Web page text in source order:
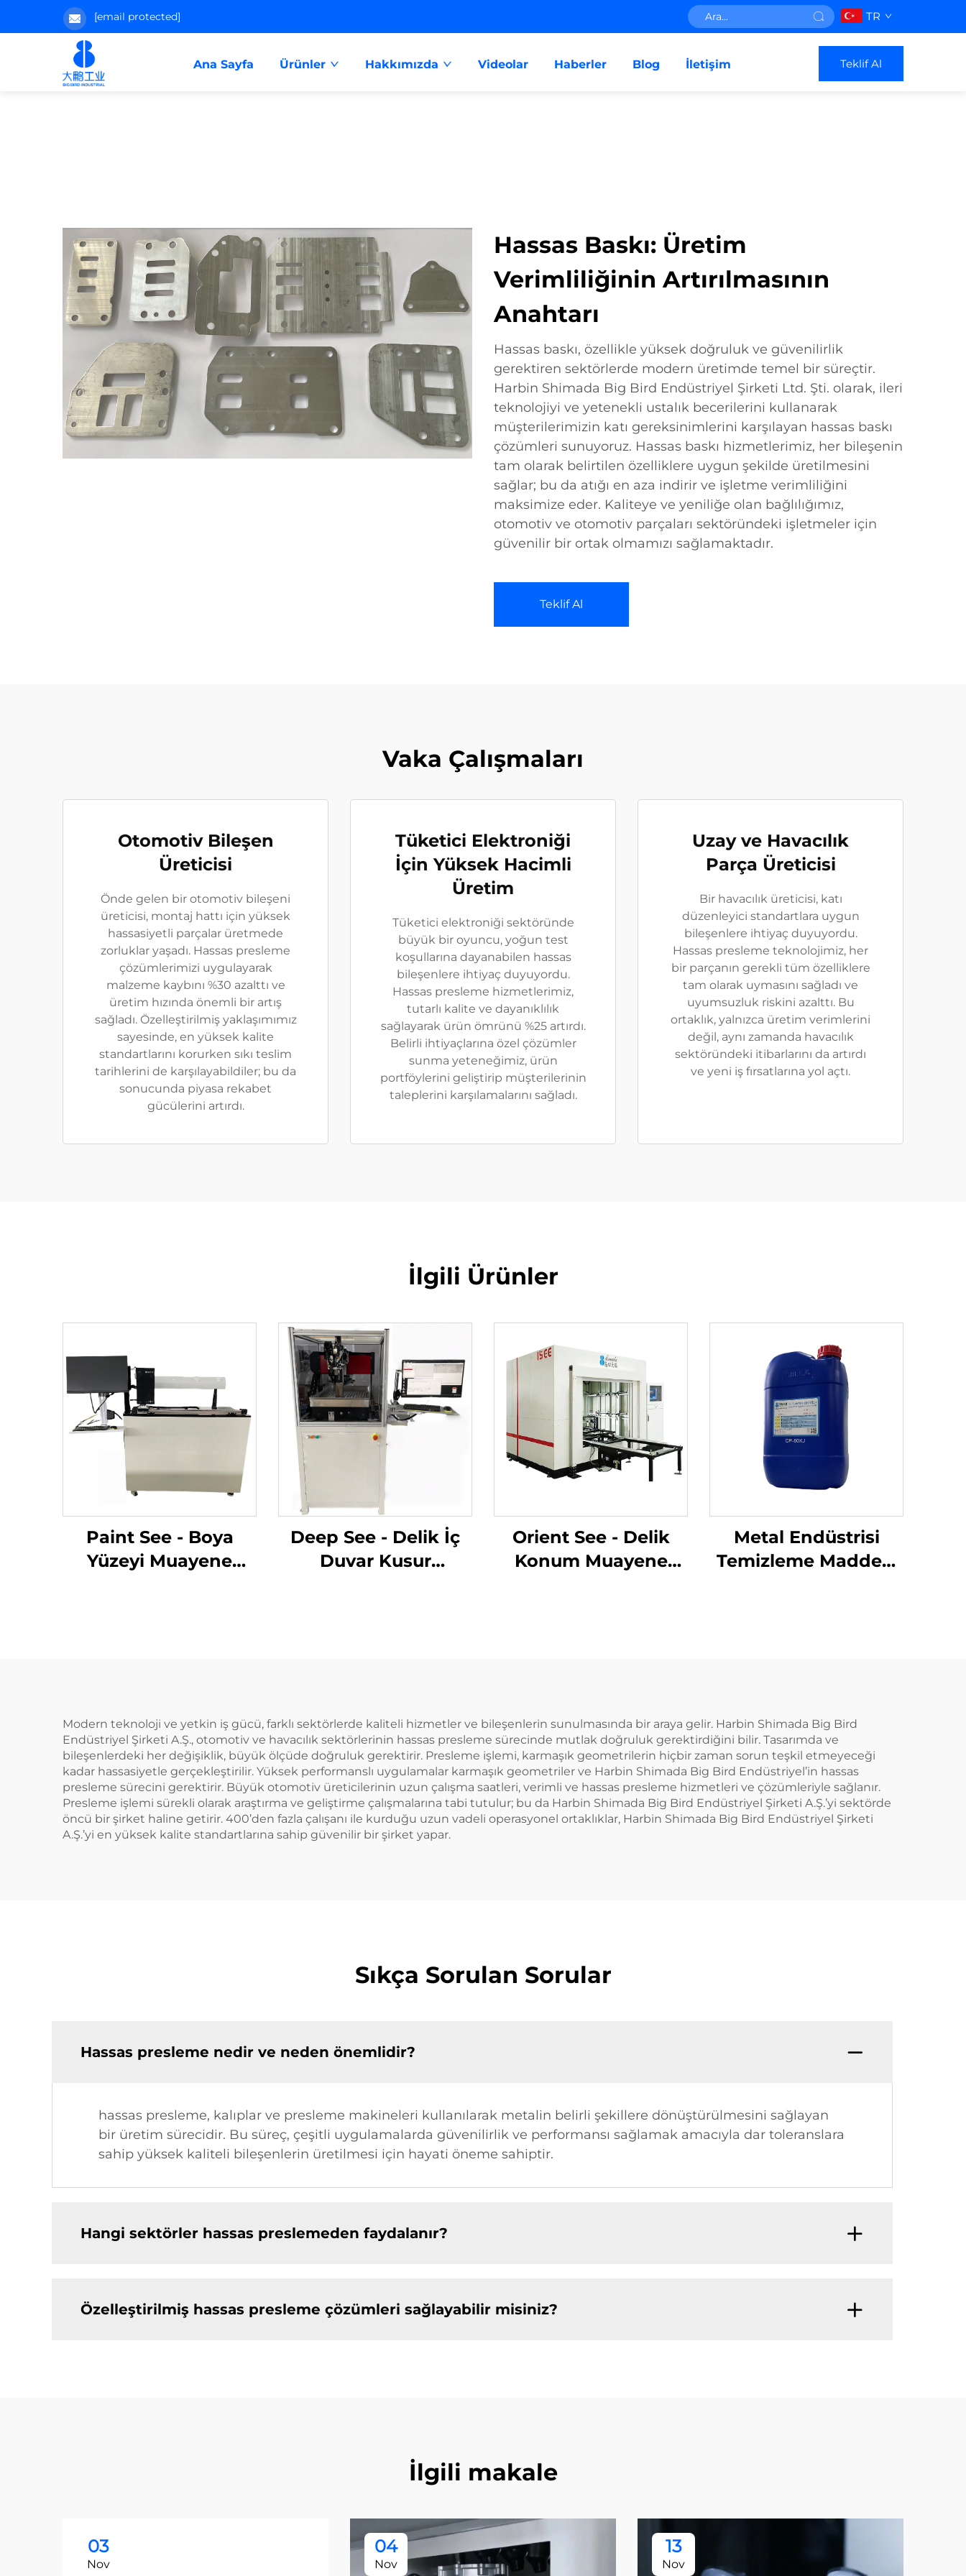
[email protected] TR
Ana Sayfa Ürünler Hakkımızda Videolar Haberler Blog İletişim Teklif Al
Hassas Baskı: Üretim
Verimliliğinin Artırılmasının
Anahtarı
Hassas baskı, özellikle yüksek doğruluk ve güvenilirlik
gerektiren sektörlerde modern üretimde temel bir süreçtir.
Harbin Shimada Big Bird Endüstriyel Şirketi Ltd. Şti. olarak, ileri
teknolojiyi ve yetenekli ustalık becerilerini kullanarak
müşterilerimizin katı gereksinimlerini karşılayan hassas baskı
çözümleri sunuyoruz. Hassas baskı hizmetlerimiz, her bileşenin
tam olarak belirtilen özelliklere uygun şekilde üretilmesini
sağlar; bu da atığı en aza indirir ve işletme verimliliğini
maksimize eder. Kaliteye ve yeniliğe olan bağlılığımız,
otomotiv ve otomotiv parçaları sektöründeki işletmeler için
güvenilir bir ortak olmamızı sağlamaktadır.
Teklif Al
Vaka Çalışmaları
Otomotiv Bileşen
Üreticisi
Önde gelen bir otomotiv bileşeni
üreticisi, montaj hattı için yüksek
hassasiyetli parçalar üretmede
zorluklar yaşadı. Hassas presleme
çözümlerimizi uygulayarak
malzeme kaybını %30 azalttı ve
üretim hızında önemli bir artış
sağladı. Özelleştirilmiş yaklaşımımız
sayesinde, en yüksek kalite
standartlarını korurken sıkı teslim
tarihlerini de karşılayabildiler; bu da
sonucunda piyasa rekabet
gücülerini artırdı.
Tüketici Elektroniği
İçin Yüksek Hacimli
Üretim
Tüketici elektroniği sektöründe
büyük bir oyuncu, yoğun test
koşullarına dayanabilen hassas
bileşenlere ihtiyaç duyuyordu.
Hassas presleme hizmetlerimiz,
tutarlı kalite ve dayanıklılık
sağlayarak ürün ömrünü %25 artırdı.
Belirli ihtiyaçlarına özel çözümler
sunma yeteneğimiz, ürün
portföylerini geliştirip müşterilerinin
taleplerini karşılamalarını sağladı.
Uzay ve Havacılık
Parça Üreticisi
Bir havacılık üreticisi, katı
düzenleyici standartlara uygun
bileşenlere ihtiyaç duyuyordu.
Hassas presleme teknolojimiz, her
bir parçanın gerekli tüm özelliklere
tam olarak uymasını sağladı ve
uyumsuzluk riskini azalttı. Bu
ortaklık, yalnızca üretim verimlerini
değil, aynı zamanda havacılık
sektöründeki itibarlarını da artırdı
ve yeni iş fırsatlarına yol açtı.
İlgili Ürünler
Paint See - Boya
Yüzeyi Muayene
Deep See - Delik İç
Duvar Kusur
Orient See - Delik
Konum Muayene
Metal Endüstrisi
Temizleme Maddesi
Modern teknoloji ve yetkin iş gücü, farklı sektörlerde kaliteli hizmetler ve bileşenlerin sunulmasında bir araya gelir. Harbin Shimada Big Bird
Endüstriyel Şirketi A.Ş., otomotiv ve havacılık sektörlerinin hassas presleme sürecinde mutlak doğruluk gerektirdiğini bilir. Tasarımda ve
bileşenlerdeki her değişiklik, büyük ölçüde doğruluk gerektirir. Presleme işlemi, karmaşık geometrilerin hiçbir zaman sorun teşkil etmeyeceği
kadar hassasiyetle gerçekleştirilir. Yüksek performanslı uygulamalar karmaşık geometriler ve Harbin Shimada Big Bird Endüstriyel’in hassas
presleme sürecini gerektirir. Büyük otomotiv üreticilerinin uzun çalışma saatleri, verimli ve hassas presleme hizmetleri ve çözümleriyle sağlanır.
Presleme işlemi sürekli olarak araştırma ve geliştirme çalışmalarına tabi tutulur; bu da Harbin Shimada Big Bird Endüstriyel Şirketi A.Ş.’yi sektörde
öncü bir şirket haline getirir. 400’den fazla çalışanı ile kurduğu uzun vadeli operasyonel ortaklıklar, Harbin Shimada Big Bird Endüstriyel Şirketi
A.Ş.’yi en yüksek kalite standartlarına sahip güvenilir bir şirket yapar.
Sıkça Sorulan Sorular
Hassas presleme nedir ve neden önemlidir?
hassas presleme, kalıplar ve presleme makineleri kullanılarak metalin belirli şekillere dönüştürülmesini sağlayan
bir üretim sürecidir. Bu süreç, çeşitli uygulamalarda güvenilirlik ve performansı sağlamak amacıyla dar toleranslara
sahip yüksek kaliteli bileşenlerin üretilmesi için hayati öneme sahiptir.
Hangi sektörler hassas preslemeden faydalanır?
Özelleştirilmiş hassas presleme çözümleri sağlayabilir misiniz?
İlgili makale
03
Nov
04
Nov
13
Nov